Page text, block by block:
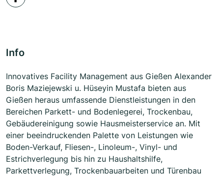
Info
Innovatives Facility Management aus Gießen Alexander
Boris Maziejewski u. Hüseyin Mustafa bieten aus
Gießen heraus umfassende Dienstleistungen in den
Bereichen Parkett- und Bodenlegerei, Trockenbau,
Gebäudereinigung sowie Hausmeisterservice an. Mit
einer beeindruckenden Palette von Leistungen wie
Boden-Verkauf, Fliesen-, Linoleum-, Vinyl- und
Estrichverlegung bis hin zu Haushaltshilfe,
Parkettverlegung, Trockenbauarbeiten und Türenbau